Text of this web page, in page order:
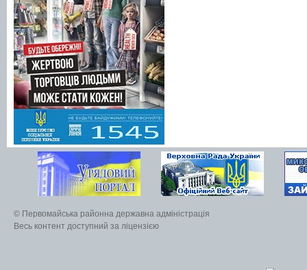
© Первомайська районна державна адміністрація
Весь контент доступний за ліцензією